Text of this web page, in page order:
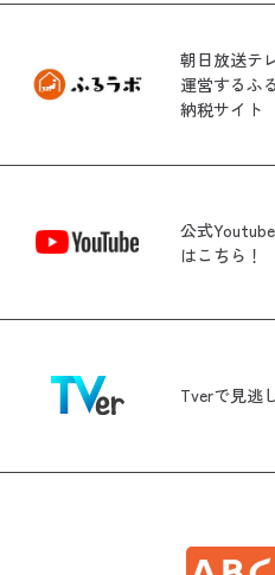
朝日放送テ
運営するふ
納税サイト
公式
はこちら！
Tverで見逃